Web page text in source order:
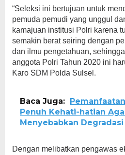
“Seleksi ini bertujuan untuk
pemuda pemudi yang unggul
kamajuan institusi Polri karena
semakin berat seiring dengan
dan ilmu pengetahuan,
anggota Polri Tahun 2020 ini
Karo SDM Polda Sulsel.
Baca Juga:
Penuh Kehati-hatian
Menyebabkan Degradasi
Dengan melibatkan pengawas